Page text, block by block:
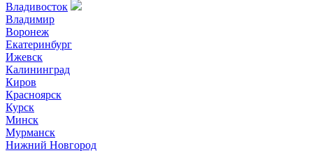
Владивосток
Владимир
Воронеж
Екатеринбург
Ижевск
Калининград
Киров
Красноярск
Курск
Минск
Мурманск
Нижний Новгород